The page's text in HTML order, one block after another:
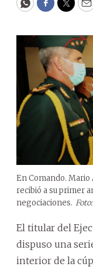
WhatsApp
En Comando.
recibió a su primer
negociaciones.
El titular del
dispuso una
interior de la